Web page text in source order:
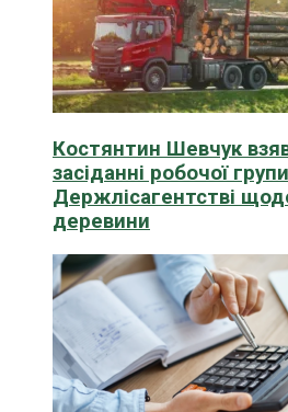
Костянтин Шевчук
засіданні робочої
Держлісагентстві
деревини